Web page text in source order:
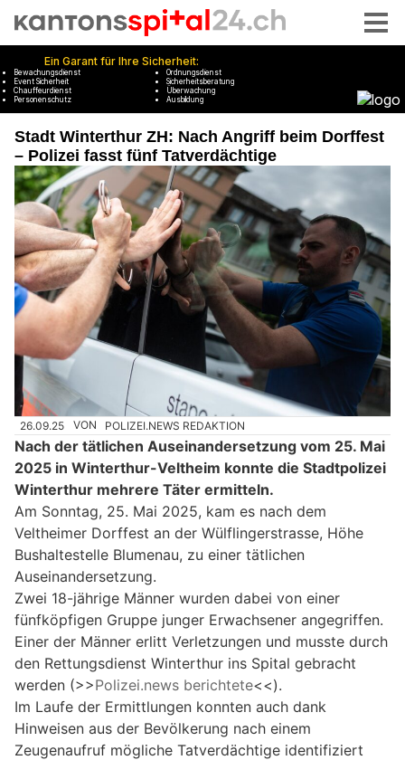
Stadt Winterthur ZH: Nach Angriff beim Dorffest
– Polizei fasst fünf Tatverdächtige
26.09.25 VON POLIZEI.NEWS REDAKTION
Nach der tätlichen Auseinandersetzung vom 25. Mai
2025 in Winterthur-Veltheim konnte die Stadtpolizei
Winterthur mehrere Täter ermitteln.
Am Sonntag, 25. Mai 2025, kam es nach dem
Veltheimer Dorffest an der Wülflingerstrasse, Höhe
Bushaltestelle Blumenau, zu einer tätlichen
Auseinandersetzung.
Zwei 18-jährige Männer wurden dabei von einer
fünfköpfigen Gruppe junger Erwachsener angegriffen.
Einer der Männer erlitt Verletzungen und musste durch
den Rettungsdienst Winterthur ins Spital gebracht
werden (>>Polizei.news berichtete<<).
Im Laufe der Ermittlungen konnten auch dank
Hinweisen aus der Bevölkerung nach einem
Zeugenaufruf mögliche Tatverdächtige identifiziert